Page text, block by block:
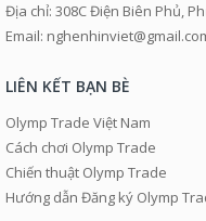
Địa chỉ: 308C Điện Biên Phủ,
Email:
LIÊN KẾT BẠN BÈ
Olymp Trade Việt Nam
Cách chơi Olymp Trade
Chiến thuật Olymp Trade
Hướng dẫn Đăng ký Olymp